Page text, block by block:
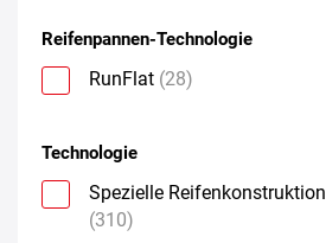
Reifenpannen-Technologie
RunFlat (28)
Technologie
Spezielle Reifenkonstruktion
(310)